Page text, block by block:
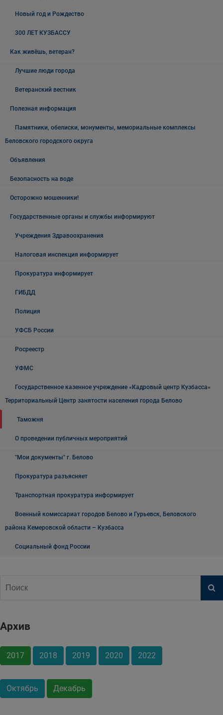
Новый год и Рождество
300 ЛЕТ КУЗБАССУ
Как живёшь, ветеран?
Лучшие люди города
Ветеранский вестник
Полезная информация
Памятники, обелиски, монументы, мемориальные комплексы
Беловского городского округа
Объявления
Безопасность на воде
Осторожно мошенники!
Государственные органы и службы информируют
Учреждения Здравоохранения
Налоговая инспекция информирует
Прокуратура информирует
ГИБДД
Полиция
УФСБ России
Росреестр
УФМС
Государственное казенное учреждение «Кадровый центр Кузбасса»
Территориальный Центр занятости населения города Белово
Таможня
О проведении публичных мероприятий
"Мои документы" г. Белово
Прокуратура разъясняет
Транспортная прокуратура информирует
Военный комиссариат городов Белово и Гурьевск, Беловского
района Кемеровской области – Кузбасса
Социальный фонд России
Архив
2017 2018 2019 2020 2022
Октябрь Декабрь